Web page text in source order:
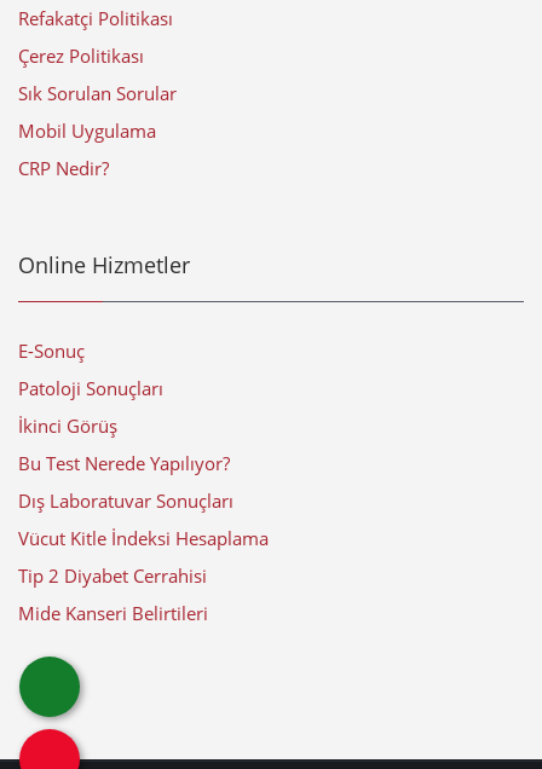
Refakatçi Politikası
Çerez Politikası
Sık Sorulan Sorular
Mobil Uygulama
CRP Nedir?
Online Hizmetler
E-Sonuç
Patoloji Sonuçları
İkinci Görüş
Bu Test Nerede Yapılıyor?
Dış Laboratuvar Sonuçları
Vücut Kitle İndeksi Hesaplama
Tip 2 Diyabet Cerrahisi
Mide Kanseri Belirtileri